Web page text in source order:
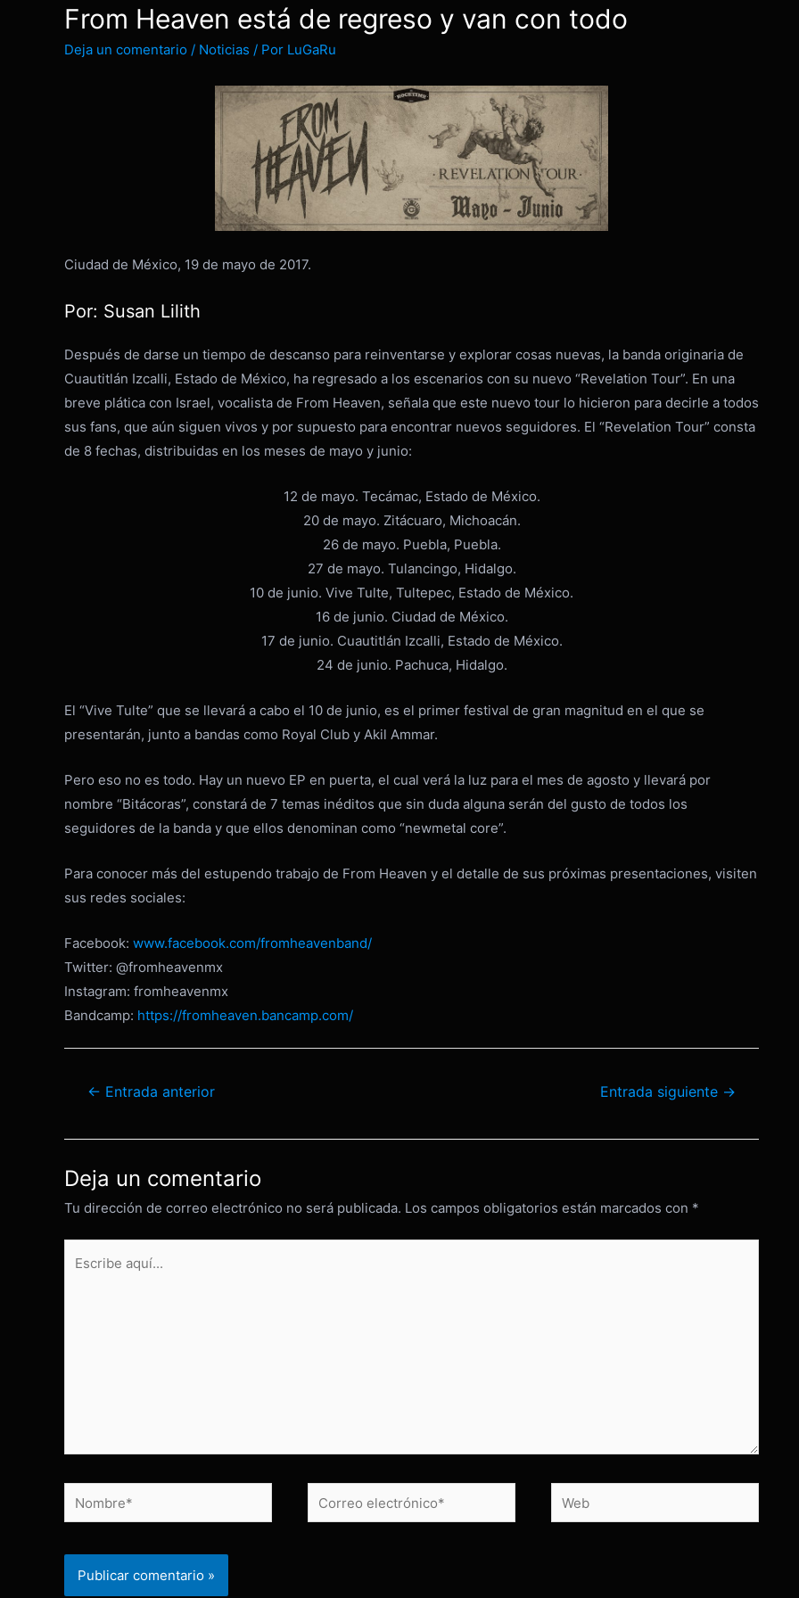
From Heaven está de regreso y van con todo
Deja un comentario / Noticias / Por LuGaRu
Ciudad de México, 19 de mayo de 2017.
Por: Susan Lilith
Después de darse un tiempo de descanso para reinventarse y explorar cosas nuevas, la banda originaria de
Cuautitlán Izcalli, Estado de México, ha regresado a los escenarios con su nuevo “Revelation Tour”. En una
breve plática con Israel, vocalista de From Heaven, señala que este nuevo tour lo hicieron para decirle a todos
sus fans, que aún siguen vivos y por supuesto para encontrar nuevos seguidores. El “Revelation Tour” consta
de 8 fechas, distribuidas en los meses de mayo y junio:
12 de mayo. Tecámac, Estado de México.
20 de mayo. Zitácuaro, Michoacán.
26 de mayo. Puebla, Puebla.
27 de mayo. Tulancingo, Hidalgo.
10 de junio. Vive Tulte, Tultepec, Estado de México.
16 de junio. Ciudad de México.
17 de junio. Cuautitlán Izcalli, Estado de México.
24 de junio. Pachuca, Hidalgo.
El “Vive Tulte” que se llevará a cabo el 10 de junio, es el primer festival de gran magnitud en el que se
presentarán, junto a bandas como Royal Club y Akil Ammar.
Pero eso no es todo. Hay un nuevo EP en puerta, el cual verá la luz para el mes de agosto y llevará por
nombre “Bitácoras”, constará de 7 temas inéditos que sin duda alguna serán del gusto de todos los
seguidores de la banda y que ellos denominan como “newmetal core”.
Para conocer más del estupendo trabajo de From Heaven y el detalle de sus próximas presentaciones, visiten
sus redes sociales:
Facebook: www.facebook.com/fromheavenband/
Twitter: @fromheavenmx
Instagram: fromheavenmx
Bandcamp: https://fromheaven.bancamp.com/
Navegación
← Entrada anterior Entrada siguiente →
Deja un comentario
Tu dirección de correo electrónico no será publicada. Los campos obligatorios están marcados con *
Nombre*
Correo
electrónico*
Web